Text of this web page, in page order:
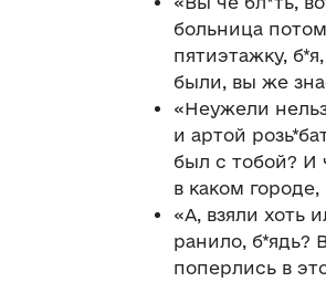
больница
пятиэтажку,
были, вы же
«Неужели
и артой
был с тобой? И
в каком
«А, взяли хоть
ранило, б*ядь?
поперлись в